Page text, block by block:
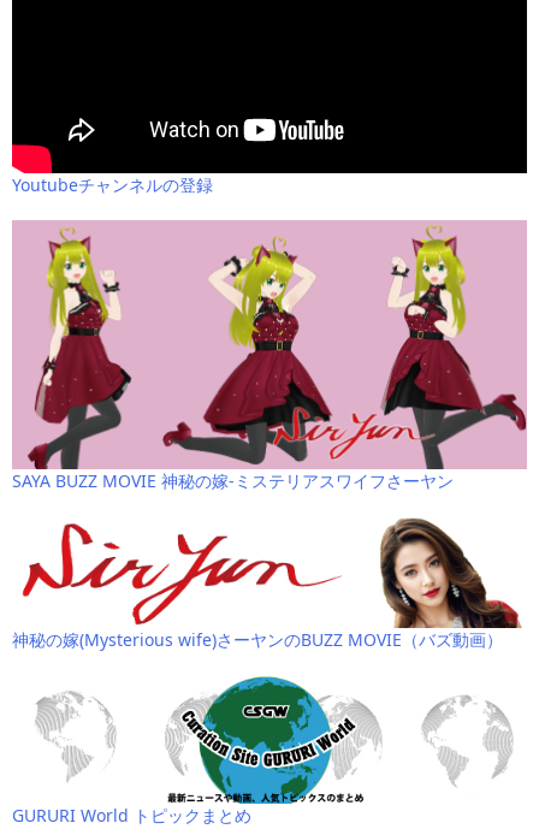
Youtubeチャンネルの登録
SAYA BUZZ MOVIE 神秘の嫁-ミステリアスワイフさーヤン
神秘の嫁(Mysterious wife)さーヤンのBUZZ MOVIE（バズ動画）
GURURI World トピックまとめ